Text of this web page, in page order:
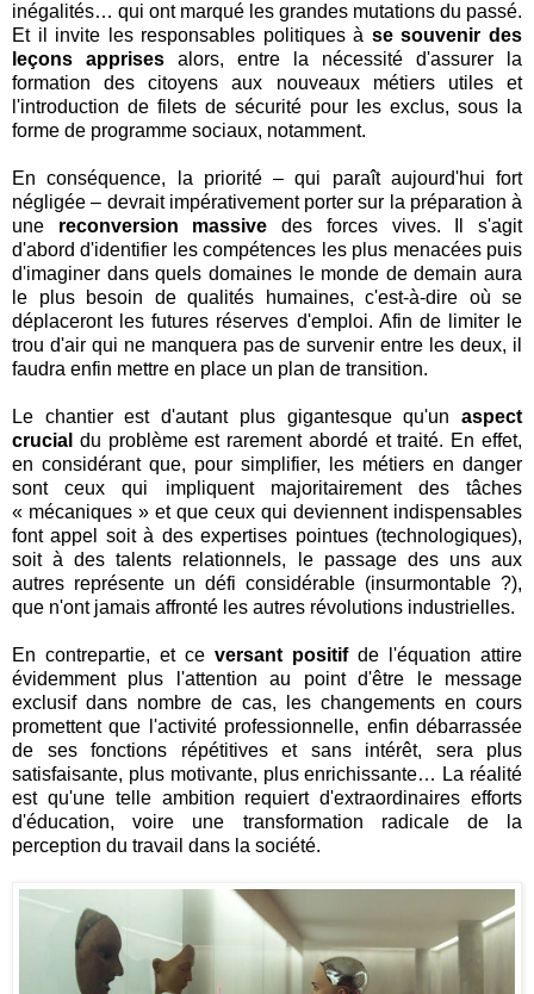
inégalités… qui ont marqué les grandes mutations du passé.
Et il invite les responsables politiques à se souvenir des
leçons apprises alors, entre la nécessité d'assurer la
formation des citoyens aux nouveaux métiers utiles et
l'introduction de filets de sécurité pour les exclus, sous la
forme de programme sociaux, notamment.
En conséquence, la priorité – qui paraît aujourd'hui fort
négligée – devrait impérativement porter sur la préparation à
une reconversion massive des forces vives. Il s'agit
d'abord d'identifier les compétences les plus menacées puis
d'imaginer dans quels domaines le monde de demain aura
le plus besoin de qualités humaines, c'est-à-dire où se
déplaceront les futures réserves d'emploi. Afin de limiter le
trou d'air qui ne manquera pas de survenir entre les deux, il
faudra enfin mettre en place un plan de transition.
Le chantier est d'autant plus gigantesque qu'un aspect
crucial du problème est rarement abordé et traité. En effet,
en considérant que, pour simplifier, les métiers en danger
sont ceux qui impliquent majoritairement des tâches
« mécaniques » et que ceux qui deviennent indispensables
font appel soit à des expertises pointues (technologiques),
soit à des talents relationnels, le passage des uns aux
autres représente un défi considérable (insurmontable ?),
que n'ont jamais affronté les autres révolutions industrielles.
En contrepartie, et ce versant positifde l'équation attire
évidemment plus l'attention au point d'être le message
exclusif dans nombre de cas, les changements en cours
promettent que l'activité professionnelle, enfin débarrassée
de ses fonctions répétitives et sans intérêt, sera plus
satisfaisante, plus motivante, plus enrichissante… La réalité
est qu'une telle ambition requiert d'extraordinaires efforts
d'éducation, voire une transformation radicale de la
perception du travail dans la société.